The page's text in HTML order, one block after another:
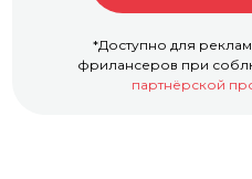
*Доступно для
фрилансеров при
партнёрской